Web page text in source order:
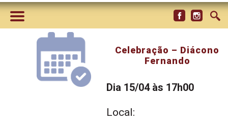
Celebração – Diácono
Fernando
Dia 15/04 às 17h00
Local: